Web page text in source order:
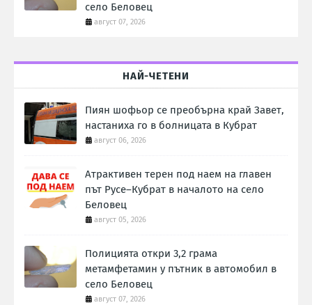
село Беловец
август 07, 2026
НАЙ-ЧЕТЕНИ
Пиян шофьор се преобърна край Завет,
настаниха го в болницата в Кубрат
август 06, 2026
Атрактивен терен под наем на главен
път Русе–Кубрат в началото на село
Беловец
август 05, 2026
Полицията откри 3,2 грама
метамфетамин у пътник в автомобил в
село Беловец
август 07, 2026